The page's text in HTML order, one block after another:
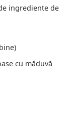
ingrediente de
cu măduvă